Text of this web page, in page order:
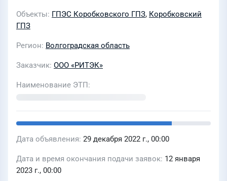
Объекты ГПЭС Коробковского ГПЗ, Коробковский
ГПЗ
Регион Волгоградская область
Заказчик ООО «РИТЭК»
Наименование ЭТП
Дата объявления 29 декабря 2022 г., 00:00
Дата и время окончания подачи заявок 12 января
2023 г., 00:00